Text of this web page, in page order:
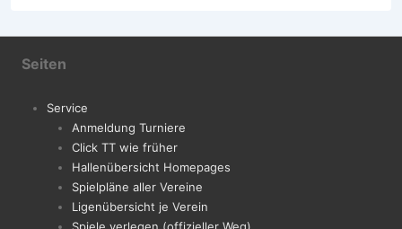
Seiten
Service
Anmeldung Turniere
Click TT wie früher
Hallenübersicht Homepages
Spielpläne aller Vereine
Ligenübersicht je Verein